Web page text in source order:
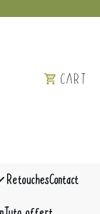
CART
RetouchesContact